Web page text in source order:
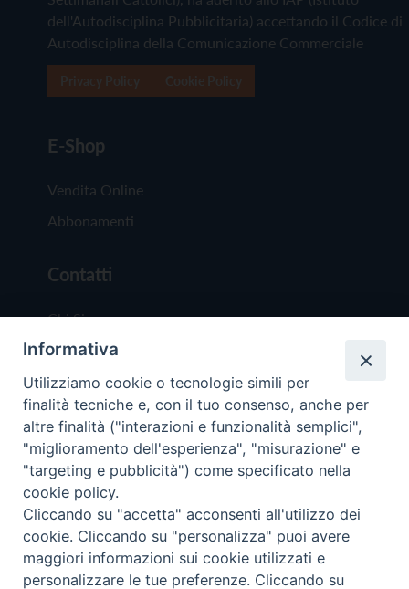
dell'Autodisciplina Pubblicitaria) accettando il Codice di
Autodisciplina della Comunicazione Commerciale
E-Shop
Vendita Online
Abbonamenti
Contatti
Chi Siamo
Redazione
Scrivici
Copyright © 2019 - Tutti i diritti riservati - Vita
Trentina Editrice
Privacy Policy
Informativa
Utilizziamo cookie o tecnologie simili per
finalità tecniche e, con il tuo consenso, anche per
altre finalità ("interazioni e funzionalità semplici",
"miglioramento dell'esperienza", "misurazione" e
"targeting e pubblicità") come specificato nella
cookie policy.
Cliccando su "accetta" acconsenti all'utilizzo dei
cookie. Cliccando su "personalizza" puoi avere
maggiori informazioni sui cookie utilizzati e
personalizzare le tue preferenze. Cliccando su